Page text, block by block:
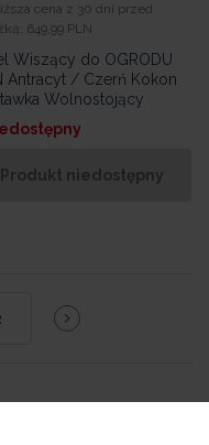
cena z 30 dni przed
649,99 PLN
Wiszący do OGRODU
Antracyt / Czerń Kokon
Wolnostojący
Produkt niedostępny